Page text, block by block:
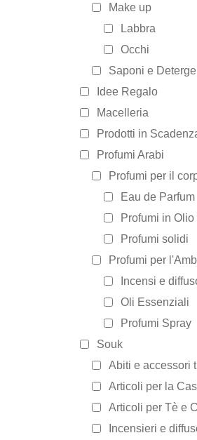
Make up
Labbra
Occhi
Saponi e
Idee Regalo
Macelleria
Prodotti in
Profumi Arabi
Profumi per il
Eau de Parfum
Profumi in
Profumi solidi
Profumi per
Incensi e
Oli Essenziali
Profumi Spray
Souk
Abiti e accessori
Articoli per la
Articoli per Tè e
Incensieri e